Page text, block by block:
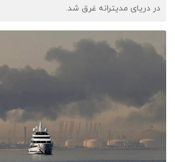
در دریای مدیترانه غرق شد.